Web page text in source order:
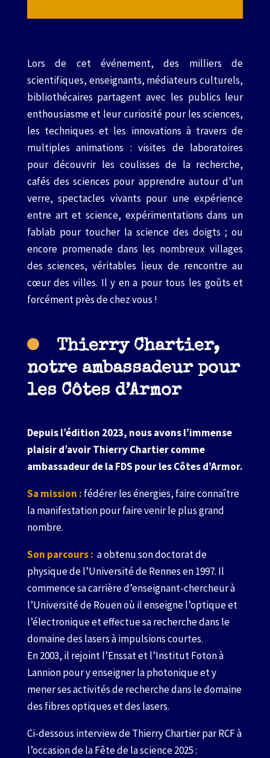
Lors de cet événement, des milliers de
scientifiques, enseignants, médiateurs culturels,
bibliothécaires partagent avec les publics leur
enthousiasme et leur curiosité pour les sciences,
les techniques et les innovations à travers de
multiples animations : visites de laboratoires
pour découvrir les coulisses de la recherche,
cafés des sciences pour apprendre autour d’un
verre, spectacles vivants pour une expérience
entre art et science, expérimentations dans un
fablab pour toucher la science des doigts ; ou
encore promenade dans les nombreux villages
des sciences, véritables lieux de rencontre au
cœur des villes. Il y en a pour tous les goûts et
forcément près de chez vous !
Thierry Chartier,
notre ambassadeur pour
les Côtes d’Armor
Depuis l’édition 2023, nous avons l’immense
plaisir d’avoir Thierry Chartier comme
ambassadeur de la FDS pour les Côtes d’Armor.
Sa mission : fédérer les énergies, faire connaître
la manifestation pour faire venir le plus grand
nombre.
Son parcours : a obtenu son doctorat de
physique de l’Université de Rennes en 1997. Il
commence sa carrière d’enseignant-chercheur à
l’Université de Rouen où il enseigne l’optique et
l’électronique et effectue sa recherche dans le
domaine des lasers à impulsions courtes.
En 2003, il rejoint l’Enssat et l’Institut Foton à
Lannion pour y enseigner la photonique et y
mener ses activités de recherche dans le domaine
des fibres optiques et des lasers.
Ci-dessous interview de Thierry Chartier par RCF à
l’occasion de la Fête de la science 2025 :